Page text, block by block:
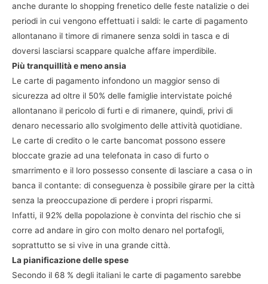
anche durante lo shopping frenetico delle feste natalizie o dei
periodi in cui vengono effettuati i saldi: le carte di pagamento
allontanano il timore di rimanere senza soldi in tasca e di
doversi lasciarsi scappare qualche affare imperdibile.
Più tranquillità e meno ansia
Le carte di pagamento infondono un maggior senso di
sicurezza ad oltre il 50% delle famiglie intervistate poiché
allontanano il pericolo di furti e di rimanere, quindi, privi di
denaro necessario allo svolgimento delle attività quotidiane.
Le carte di credito o le carte bancomat possono essere
bloccate grazie ad una telefonata in caso di furto o
smarrimento e il loro possesso consente di lasciare a casa o in
banca il contante: di conseguenza è possibile girare per la città
senza la preoccupazione di perdere i propri risparmi.
Infatti, il 92% della popolazione è convinta del rischio che si
corre ad andare in giro con molto denaro nel portafogli,
soprattutto se si vive in una grande città.
La pianificazione delle spese
Secondo il 68 % degli italiani le carte di pagamento sarebbe